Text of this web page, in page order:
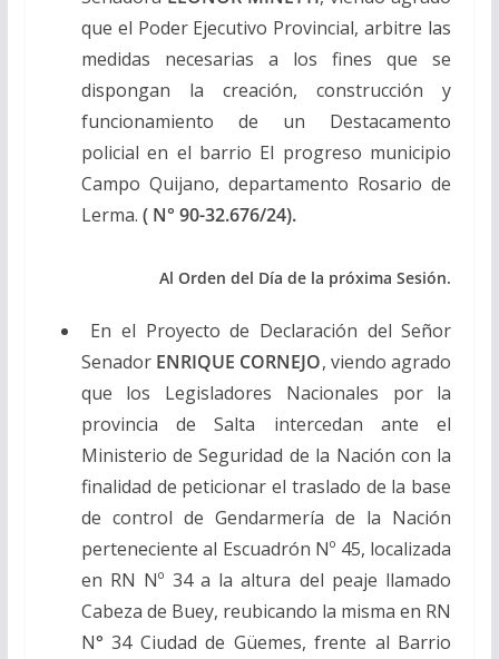
que el Poder Ejecutivo Provincial, arbitre las
medidas necesarias a los fines que se
dispongan la creación, construcción y
funcionamiento de un Destacamento
policial en el barrio El progreso municipio
Campo Quijano, departamento Rosario de
Lerma. ( N° 90-32.676/24).
Al Orden del Día de la próxima Sesión.
En el Proyecto de Declaración del Señor
Senador ENRIQUE CORNEJO, viendo agrado
que los Legisladores Nacionales por la
provincia de Salta intercedan ante el
Ministerio de Seguridad de la Nación con la
finalidad de peticionar el traslado de la base
de control de Gendarmería de la Nación
perteneciente al Escuadrón Nº 45, localizada
en RN Nº 34 a la altura del peaje llamado
Cabeza de Buey, reubicando la misma en RN
N° 34 Ciudad de Güemes, frente al Barrio